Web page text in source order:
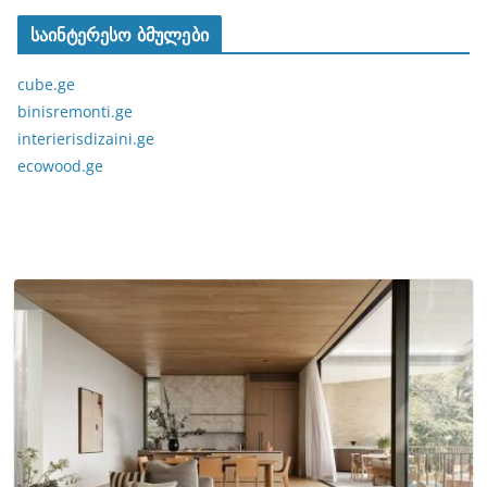
საინტერესო ბმულები
cube.ge
binisremonti.ge
interierisdizaini.ge
ecowood.ge